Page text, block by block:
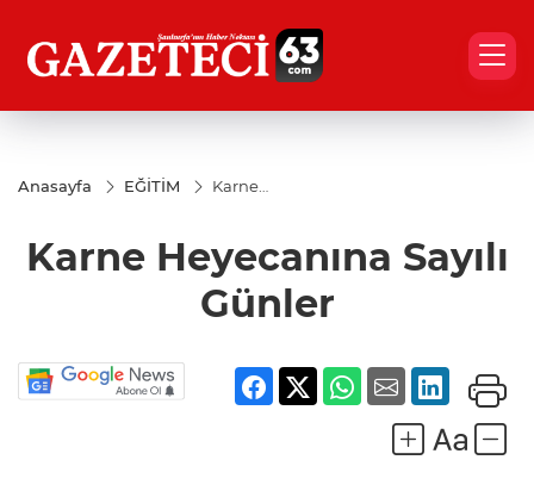
Anasayfa EĞİTİM
Karne
Karne Heyecanına Sayılı
Günler